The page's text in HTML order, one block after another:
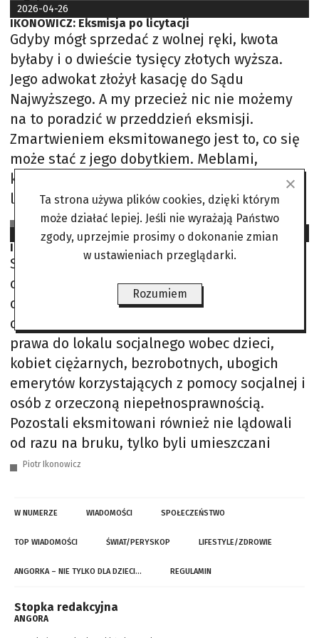
2026-04-26
IKONOWICZ: Eksmisja po licytacji
Gdyby mógł sprzedać z wolnej ręki, kwota
byłaby i o dwieście tysięcy złotych wyższa.
Jego adwokat złożył kasację do Sądu
Najwyższego. A my przecież nic nie możemy
na to poradzić w przeddzień eksmisji.
Zmartwieniem eksmitowanego jest to, co się
może stać z jego dobytkiem. Meblami,
książkami, dorobkiem całego życia. Ma już 59
lat i sporo
Piotr Ikonowicz
2026-03-01
IKONOWICZ: W obronie niepełnosprawnych
Sejm wprawdzie nie usunął eksmisji na bruk
całkowicie, jednak ją ograniczył. Ustawa o
ochronie praw lokatorów zabroniła sądom
orzekania wyroków eksmisji bez przyznania
prawa do lokalu socjalnego wobec dzieci,
kobiet ciężarnych, bezrobotnych, ubogich
emerytów korzystających z pomocy socjalnej i
osób z orzeczoną niepełnosprawnością.
Pozostali eksmitowani również nie lądowali
od razu na bruku, tylko byli umieszczani
Piotr Ikonowicz
W NUMERZE WIADOMOŚCI SPOŁECZEŃSTWO
TOP WIADOMOŚCI ŚWIAT/PERYSKOP LIFESTYLE/ZDROWIE
ANGORKA – NIE TYLKO DLA DZIECI… REGULAMIN
Stopka redakcyjna
ANGORA
Ta strona używa plików cookies, dzięki którym
może działać lepiej. Jeśli nie wyrażają Państwo
zgody, uprzejmie prosimy o dokonanie zmian
w ustawieniach przeglądarki.
Rozumiem